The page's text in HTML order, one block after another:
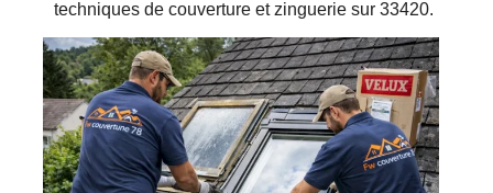
techniques de couverture et zinguerie sur 33420.